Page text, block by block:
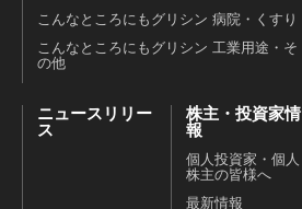
こんなところにもグリシン 病院・くすり
こんなところにもグリシン 工業用途・そ
の他
ニュースリリー
ス
株主・投資家情
報
個人投資家・個人
株主の皆様へ
最新情報